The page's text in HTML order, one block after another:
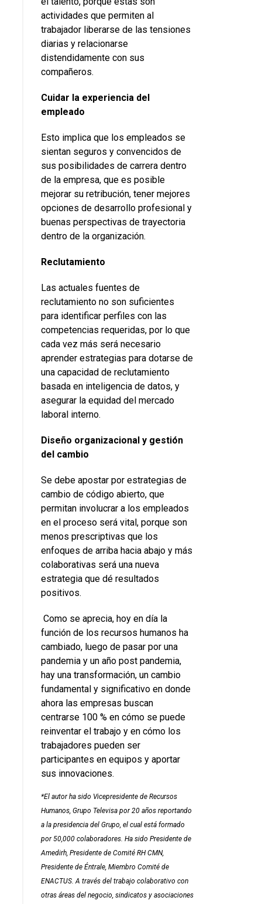
actividades que permiten al
trabajador liberarse de las tensiones
diarias y relacionarse
distendidamente con sus
compañeros.
Cuidar la experiencia del
empleado
Esto implica que los empleados se
sientan seguros y convencidos de
sus posibilidades de carrera dentro
de la empresa, que es posible
mejorar su retribución, tener mejores
opciones de desarrollo profesional y
buenas perspectivas de trayectoria
dentro de la organización.
Reclutamiento
Las actuales fuentes de
reclutamiento no son suficientes
para identificar perfiles con las
competencias requeridas, por lo que
cada vez más será necesario
aprender estrategias para dotarse de
una capacidad de reclutamiento
basada en inteligencia de datos, y
asegurar la equidad del mercado
laboral interno.
Diseño organizacional y gestión
del cambio
Se debe apostar por estrategias de
cambio de código abierto, que
permitan involucrar a los empleados
en el proceso será vital, porque son
menos prescriptivas que los
enfoques de arriba hacia abajo y más
colaborativas será una nueva
estrategia que dé resultados
positivos.
Como se aprecia, hoy en día la
función de los recursos humanos ha
cambiado, luego de pasar por una
pandemia y un año post pandemia,
hay una transformación, un cambio
fundamental y significativo en donde
ahora las empresas buscan
centrarse 100 % en cómo se puede
reinventar el trabajo y en cómo los
trabajadores pueden ser
participantes en equipos y aportar
sus innovaciones.
*El autor ha sido Vicepresidente de Recursos
Humanos, Grupo Televisa por 20 años reportando
a la presidencia del Grupo, el cual está formado
por 50,000 colaboradores. Ha sido Presidente de
Amedirh, Presidente de Comité RH CMN,
Presidente de Éntrale, Miembro Comité de
ENACTUS. A través del trabajo colaborativo con
otras áreas del negocio, sindicatos y asociaciones